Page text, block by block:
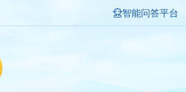
智能问答平台